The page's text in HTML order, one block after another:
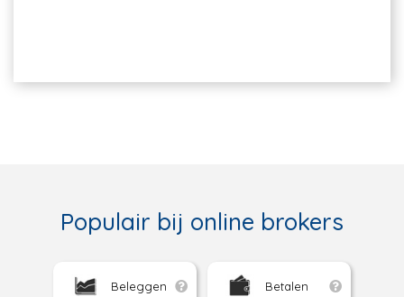
Populair bij online brokers
Beleggen Betalen